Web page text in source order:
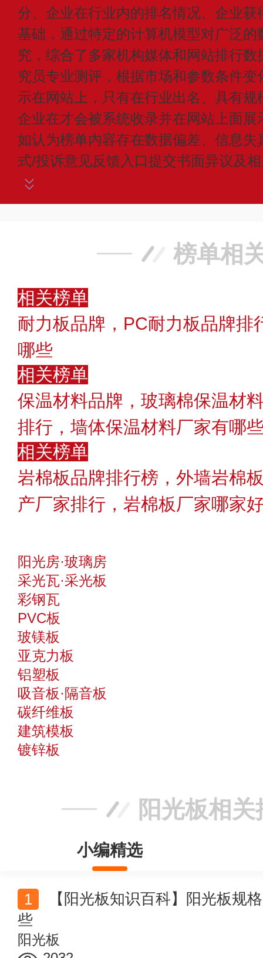
分、企业在行业内的排名情况、企业
基础，通过特定的计算机模型对广泛
究，综合了多家机构媒体和网站排行
究员专业测评，根据市场和参数条件
示在网站上，只有在行业出名、具有
企业在才会被系统收录并在网站上面
如认为榜单内容存在数据偏差、信息
式/投诉意见反馈入口提交书面异议及
榜单相
相关榜单
耐力板品牌，PC耐力板品牌排
哪些
相关榜单
保温材料品牌，玻璃棉保温材
排行，墙体保温材料厂家有哪
相关榜单
岩棉板品牌排行榜，外墙岩棉
产厂家排行，岩棉板厂家哪家
阳光房·玻璃房
采光瓦·采光板
彩钢瓦
PVC板
玻镁板
亚克力板
铝塑板
吸音板·隔音板
碳纤维板
建筑模板
镀锌板
阳光板相关
小编精选
些
阳光板